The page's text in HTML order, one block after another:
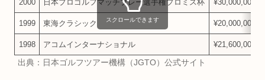
2000 日本プロゴルフマッチプレー選手権プロミス杯 ¥30,000,000
1999 東海クラシック ¥20,000,000
1998 アコムインターナショナル ¥21,600,000
スクロールできます
出典：日本ゴルフツアー機構（JGTO）公式サイト